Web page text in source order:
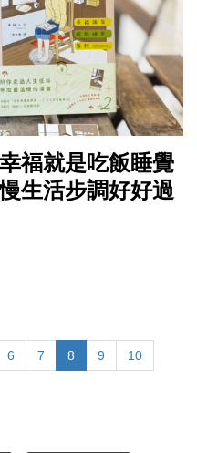
福就是吃飯睡覺
生活步調好好過
6 7 8 9 10